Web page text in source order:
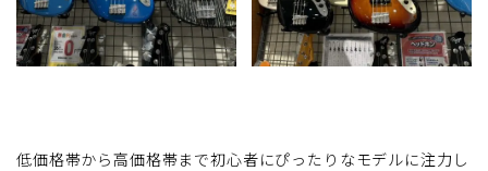
低価格帯から高価格帯まで初心者にぴったりなモデルに注力し